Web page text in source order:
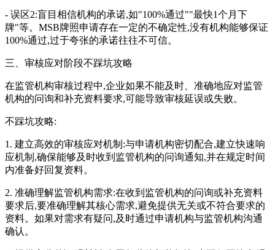
- 误区2:盲目相信机构的承诺,如"100%通过""最快1个月下
牌"等。MSB牌照申请存在一定的不确定性,没有机构能够保证
100%通过,过于夸张的承诺往往不可信。
三、审核应对阶段不踩坑攻略
在监管机构审核过程中,企业如果不能及时、准确地应对监管
机构的问询和补充资料要求,可能导致审核延误或失败。
不踩坑攻略:
1. 建立高效的审核应对机制:与申请机构密切配合,建立快速响
应机制,确保能够及时收到监管机构的问询通知,并在规定时间
内准备好回复资料。
2. 准确理解监管机构需求:在收到监管机构的问询或补充资料
要求后,要准确理解其核心需求,避免提供无关或不符合要求的
资料。如果对需求有疑问,及时通过申请机构与监管机构沟通
确认。